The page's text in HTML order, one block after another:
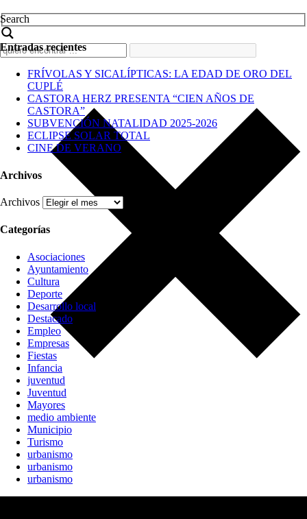
Search
Entradas recientes
FRÍVOLAS Y SICALÍPTICAS: LA EDAD DE ORO DEL
CUPLÉ
CASTORA HERZ PRESENTA “CIEN AÑOS DE
CASTORA”
SUBVENCIÓN NATALIDAD 2025-2026
ECLIPSE SOLAR TOTAL
CINE DE VERANO
Archivos
Archivos
Categorías
Asociaciones
Ayuntamiento
Cultura
Deporte
Desarrollo local
Destacado
Empleo
Empresas
Fiestas
Infancia
juventud
Juventud
Mayores
medio ambiente
Municipio
Turismo
urbanismo
urbanismo
urbanismo